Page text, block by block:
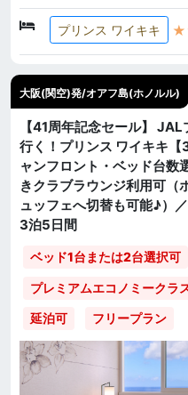
プリンス ワイキキ
大阪(関空)発/オアフ島(ホノルル)
【41周年記念セール】
行く！プリンス ワイキキ
ャンフロント・ベッド台数
きクラブラウンジ利用可（
ュッフェへ切替も可能♪）
3泊5日間
ベッド1台または2台選択可
プレミアムエコノミークラ
延泊可 フリープラン